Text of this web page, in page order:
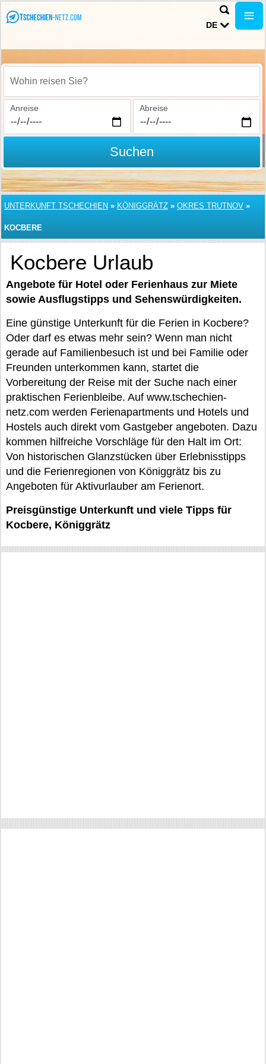
DE
Wohin reisen Sie?
Anreise Abreise
Suchen
UNTERKUNFT TSCHECHIEN » KÖNIGGRÄTZ » OKRES TRUTNOV »
KOCBERE
Kocbere Urlaub
Angebote für Hotel oder Ferienhaus zur Miete
sowie Ausflugstipps und Sehenswürdigkeiten.
Eine günstige Unterkunft für die Ferien in Kocbere?
Oder darf es etwas mehr sein? Wenn man nicht
gerade auf Familienbesuch ist und bei Familie oder
Freunden unterkommen kann, startet die
Vorbereitung der Reise mit der Suche nach einer
praktischen Ferienbleibe. Auf www.tschechien-
netz.com werden Ferienapartments und Hotels und
Hostels auch direkt vom Gastgeber angeboten. Dazu
kommen hilfreiche Vorschläge für den Halt im Ort:
Von historischen Glanzstücken über Erlebnisstipps
und die Ferienregionen von Königgrätz bis zu
Angeboten für Aktivurlauber am Ferienort.
Preisgünstige Unterkunft und viele Tipps für
Kocbere, Königgrätz